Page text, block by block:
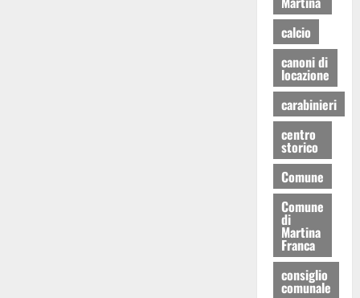
calcio
canoni di
locazione
carabinieri
centro
storico
Comune
Comune
di
Martina
Franca
consiglio
comunale